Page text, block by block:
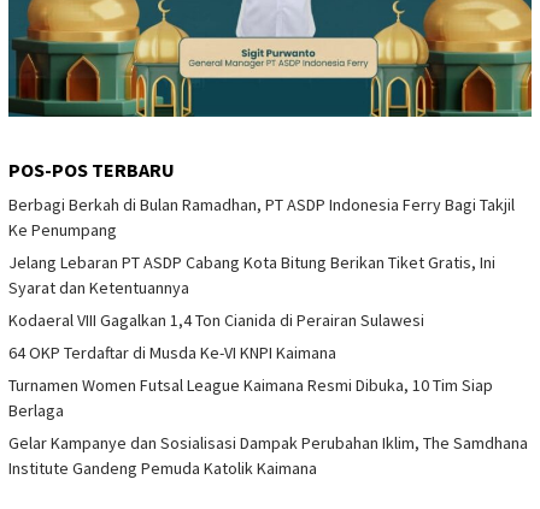
POS-POS TERBARU
Berbagi Berkah di Bulan Ramadhan, PT ASDP Indonesia Ferry Bagi Takjil
Ke Penumpang
Jelang Lebaran PT ASDP Cabang Kota Bitung Berikan Tiket Gratis, Ini
Syarat dan Ketentuannya
Kodaeral VIII Gagalkan 1,4 Ton Cianida di Perairan Sulawesi
64 OKP Terdaftar di Musda Ke-VI KNPI Kaimana
Turnamen Women Futsal League Kaimana Resmi Dibuka, 10 Tim Siap
Berlaga
Gelar Kampanye dan Sosialisasi Dampak Perubahan Iklim, The Samdhana
Institute Gandeng Pemuda Katolik Kaimana